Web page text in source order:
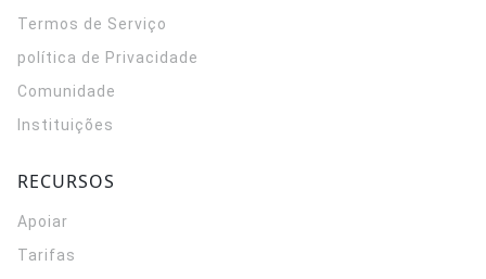
Termos de Serviço
política de Privacidade
Comunidade
Instituições
RECURSOS
Apoiar
Tarifas